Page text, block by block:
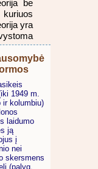
be
yra
1949 m.
ir kolumbiu)
laidumo
ją
į
nei
skersmens
(palyg.